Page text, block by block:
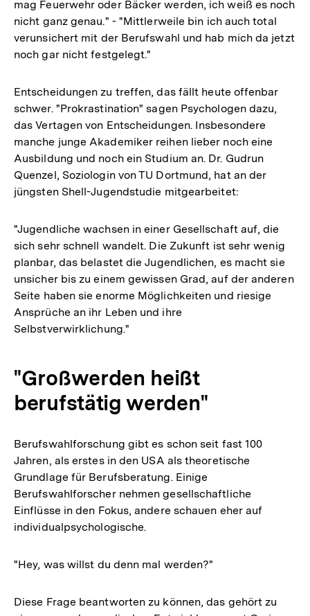
mag Feuerwehr oder Bäcker werden, ich weiß es noch
nicht ganz genau." - "Mittlerweile bin ich auch total
verunsichert mit der Berufswahl und hab mich da jetzt
noch gar nicht festgelegt."
Entscheidungen zu treffen, das fällt heute offenbar
schwer. "Prokrastination" sagen Psychologen dazu,
das Vertagen von Entscheidungen. Insbesondere
manche junge Akademiker reihen lieber noch eine
Ausbildung und noch ein Studium an. Dr. Gudrun
Quenzel, Soziologin von TU Dortmund, hat an der
jüngsten Shell-Jugendstudie mitgearbeitet:
"Jugendliche wachsen in einer Gesellschaft auf, die
sich sehr schnell wandelt. Die Zukunft ist sehr wenig
planbar, das belastet die Jugendlichen, es macht sie
unsicher bis zu einem gewissen Grad, auf der anderen
Seite haben sie enorme Möglichkeiten und riesige
Ansprüche an ihr Leben und ihre
Selbstverwirklichung."
"Großwerden heißt
berufstätig werden"
Berufswahlforschung gibt es schon seit fast 100
Jahren, als erstes in den USA als theoretische
Grundlage für Berufsberatung. Einige
Berufswahlforscher nehmen gesellschaftliche
Einflüsse in den Fokus, andere schauen eher auf
individualpsychologische.
"Hey, was willst du denn mal werden?"
Diese Frage beantworten zu können, das gehört zu